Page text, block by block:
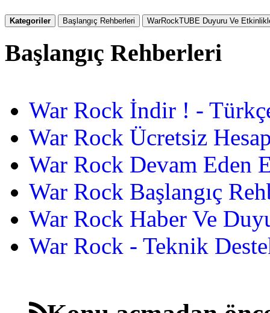
Kategoriler Başlangıç Rehberleri WarRockTUBE Duyuru Ve
Başlangıç Rehberleri
War Rock İndir ! -
War Rock Ücretsiz
War Rock Devam Eden
War Rock Başlangıç
War Rock Haber Ve
War Rock - Teknik